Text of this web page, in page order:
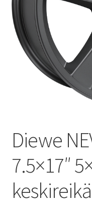
Yhteystiedot
Diewe
7.5×17″